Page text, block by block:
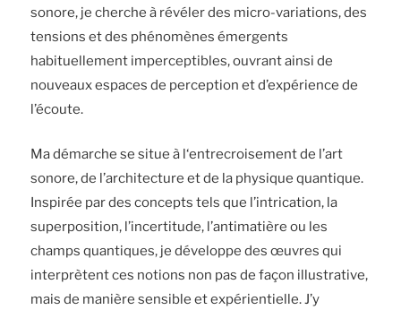
sonore, je cherche à révéler des micro-variations, des
tensions et des phénomènes émergents
habituellement imperceptibles, ouvrant ainsi de
nouveaux espaces de perception et d’expérience de
l’écoute.
Ma démarche se situe à l‘entrecroisementde l’art
sonore, de l’architecture et de la physique quantique.
Inspirée par des concepts tels que l’intrication, la
superposition, l’incertitude, l’antimatière ou les
champs quantiques, je développe des œuvres qui
interprètent ces notions non pas de façon illustrative,
mais de manière sensible et expérientielle. J’y